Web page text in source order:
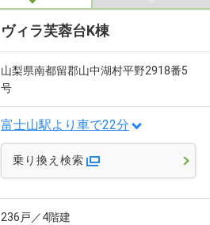
ヴィラ芙蓉台K棟
山梨県南都留郡山中湖村平野2918番5
号
富士山駅より車で22分
乗り換え検索
236戸／4階建